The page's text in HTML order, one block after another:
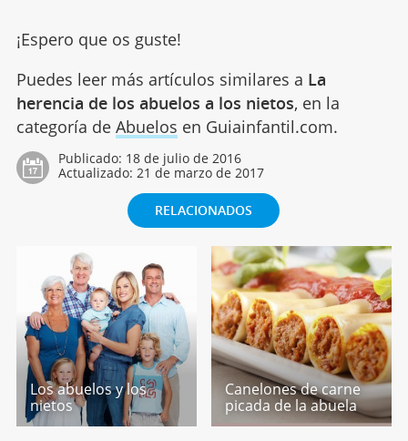
¡Espero que os guste!
Puedes leer más artículos similares a La
herencia de los abuelos a los nietos, en la
categoría de Abuelos en Guiainfantil.com.
Publicado: 18 de julio de 2016
Actualizado: 21 de marzo de 2017
RELACIONADOS
Los abuelos y los
nietos
Canelones de carne
picada de la abuela